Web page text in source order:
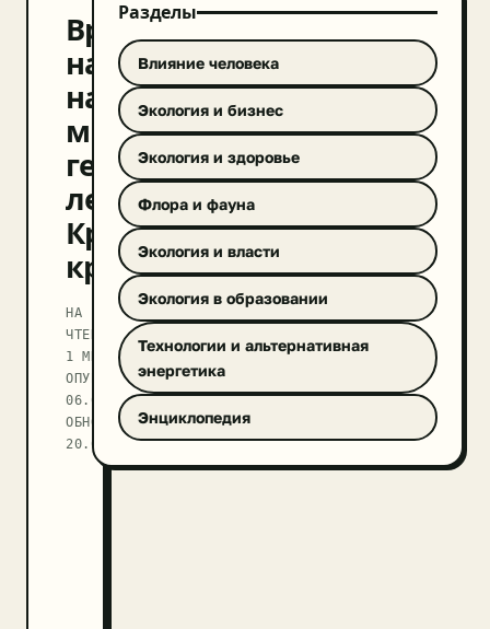
Вредители
напали
на
миллион
гектаров
леса
Красноярского
края
НА
ЧТЕНИЕ
1 МИН
ОПУБЛИКОВАНО
06.09.2017
ОБНОВЛЕНО
20.09.2025
Разделы
Влияние человека
Экология и бизнес
Экология и здоровье
Флора и фауна
Экология и власти
Экология в образовании
Технологии и альтернативная
энергетика
Энциклопедия